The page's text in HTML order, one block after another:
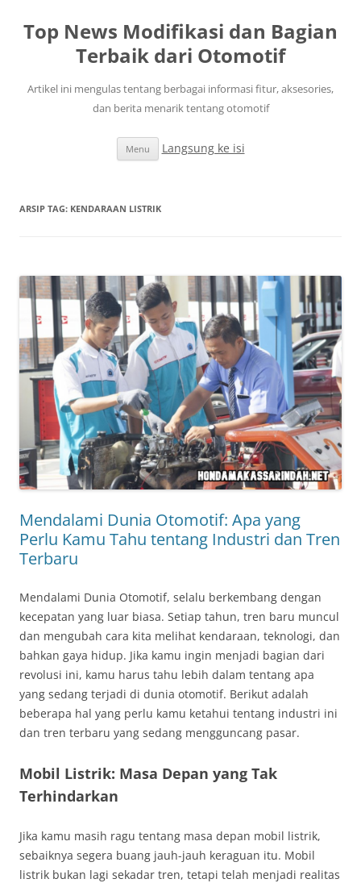
Top News Modifikasi dan Bagian
Terbaik dari Otomotif
Artikel ini mengulas tentang berbagai informasi fitur, aksesories,
dan berita menarik tentang otomotif
Menu Langsung ke isi
ARSIP TAG: KENDARAAN LISTRIK
Mendalami Dunia Otomotif: Apa yang
Perlu Kamu Tahu tentang Industri dan Tren
Terbaru
Mendalami Dunia Otomotif, selalu berkembang dengan
kecepatan yang luar biasa. Setiap tahun, tren baru muncul
dan mengubah cara kita melihat kendaraan, teknologi, dan
bahkan gaya hidup. Jika kamu ingin menjadi bagian dari
revolusi ini, kamu harus tahu lebih dalam tentang apa
yang sedang terjadi di dunia otomotif. Berikut adalah
beberapa hal yang perlu kamu ketahui tentang industri ini
dan tren terbaru yang sedang mengguncang pasar.
Mobil Listrik: Masa Depan yang Tak
Terhindarkan
Jika kamu masih ragu tentang masa depan mobil listrik,
sebaiknya segera buang jauh-jauh keraguan itu. Mobil
listrik bukan lagi sekadar tren, tetapi telah menjadi realitas